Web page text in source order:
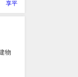
享平
物